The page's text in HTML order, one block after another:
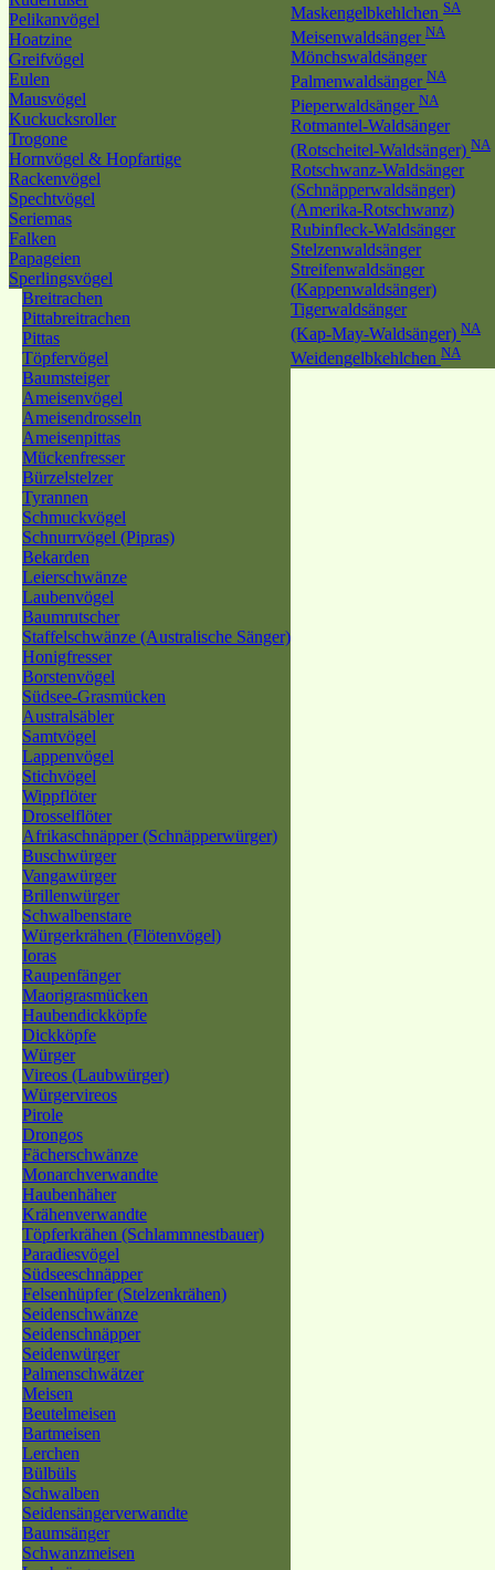
Pelikanvögel
Hoatzine
Greifvögel
Eulen
Mausvögel
Kuckucksroller
Trogone
Hornvögel & Hopfartige
Rackenvögel
Spechtvögel
Seriemas
Falken
Papageien
Sperlingsvögel
Breitrachen
Pittabreitrachen
Pittas
Töpfervögel
Baumsteiger
Ameisenvögel
Ameisendrosseln
Ameisenpittas
Mückenfresser
Bürzelstelzer
Tyrannen
Schmuckvögel
Schnurrvögel (Pipras)
Bekarden
Leierschwänze
Laubenvögel
Baumrutscher
Staffelschwänze (Australische Sänger)
Honigfresser
Borstenvögel
Südsee-Grasmücken
Australsäbler
Samtvögel
Lappenvögel
Stichvögel
Wippflöter
Drosselflöter
Afrikaschnäpper (Schnäpperwürger)
Buschwürger
Vangawürger
Brillenwürger
Schwalbenstare
Würgerkrähen (Flötenvögel)
Ioras
Raupenfänger
Maorigrasmücken
Haubendickköpfe
Dickköpfe
Würger
Vireos (Laubwürger)
Würgervireos
Pirole
Drongos
Fächerschwänze
Monarchverwandte
Haubenhäher
Krähenverwandte
Töpferkrähen (Schlammnestbauer)
Paradiesvögel
Südseeschnäpper
Felsenhüpfer (Stelzenkrähen)
Seidenschwänze
Seidenschnäpper
Seidenwürger
Palmenschwätzer
Meisen
Beutelmeisen
Bartmeisen
Lerchen
Bülbüls
Schwalben
Seidensängerverwandte
Baumsänger
Schwanzmeisen
Maskengelbkehlchen SA
Meisenwaldsänger NA
Mönchswaldsänger
Palmenwaldsänger NA
Pieperwaldsänger NA
Rotmantel-Waldsänger
(Rotscheitel-Waldsänger) NA
Rotschwanz-Waldsänger
(Schnäpperwaldsänger)
(Amerika-Rotschwanz)
Rubinfleck-Waldsänger
Stelzenwaldsänger
Streifenwaldsänger
(Kappenwaldsänger)
Tigerwaldsänger
(Kap-May-Waldsänger) NA
Weidengelbkehlchen NA